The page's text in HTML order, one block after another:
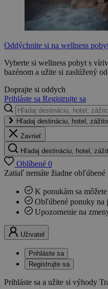
Oddýchnite si na wellness
Vyberte si wellness pobyt s
bazénom a užite si zaslúžený
Doprajte si oddych
Prihláste sa Registrujte sa
Hľadaj destináciu, hotel,
Zavrieť
Hľadaj destináciu, hotel,
Oblíbené 0
Zatiaľ nemáte žiadne obľúbené
K ponukám sa
Obľúbené ponuky na
Upozornenie na
Uživatel
Prihláste sa
Registrujte sa
Prihláste sa a užite si výhody